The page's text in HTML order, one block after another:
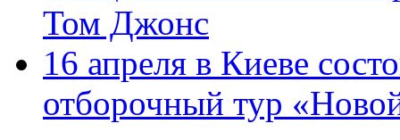
Том Джонс
16 апреля в Киеве
отборочный тур